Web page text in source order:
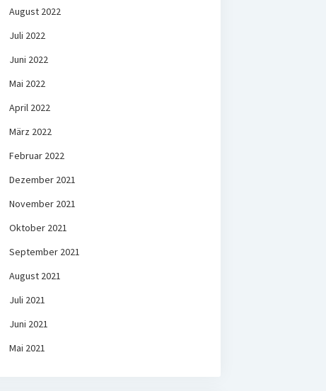
August 2022
Juli 2022
Juni 2022
Mai 2022
April 2022
März 2022
Februar 2022
Dezember 2021
November 2021
Oktober 2021
September 2021
August 2021
Juli 2021
Juni 2021
Mai 2021